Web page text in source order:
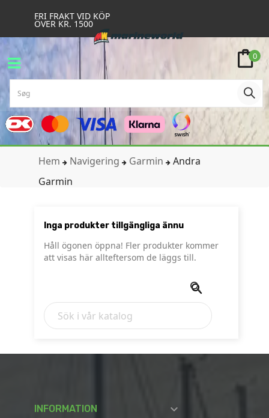
FRI FRAKT VID KÖP
ÖVER KR. 1500
0
Hem Navigering Garmin
Andra
Garmin
Inga produkter tillgängliga ännu
Håll ögonen öppna! Fler produkter kommer
att visas här allteftersom de läggs till.


INFORMATION 